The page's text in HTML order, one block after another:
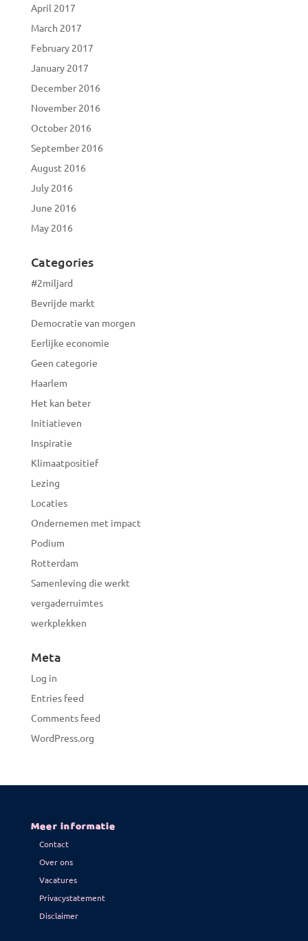
April 2017
March 2017
February 2017
January 2017
December 2016
November 2016
October 2016
September 2016
August 2016
July 2016
June 2016
May 2016
Categories
#2miljard
Bevrijde markt
Democratie van morgen
Eerlijke economie
Geen categorie
Haarlem
Het kan beter
Initiatieven
Inspiratie
Klimaatpositief
Lezing
Locaties
Ondernemen met impact
Podium
Rotterdam
Samenleving die werkt
vergaderruimtes
werkplekken
Meta
Log in
Entries feed
Comments feed
WordPress.org
Meer informatie
Contact
Over ons
Vacatures
Privacystatement
Disclaimer